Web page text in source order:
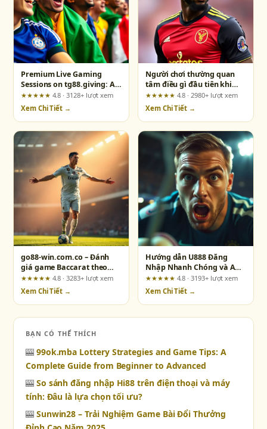
Premium Live Gaming
Sessions on tg88.giving: A
Long-Term User’s Honest
Take on Who Should Join
★★★★★ 4.8 · 3128+ lượt xem
Xem Chi Tiết →
Người chơi thường quan
tâm điều gì đầu tiên khi
tham gia RikVip?
★★★★★ 4.8 · 2980+ lượt xem
Xem Chi Tiết →
go88-win.com.co – Đánh
giá game Baccarat theo
tiêu chí người chơi thực tế
★★★★★ 4.8 · 3283+ lượt xem
Xem Chi Tiết →
Hướng dẫn U888 Đăng
Nhập Nhanh Chóng và An
Toàn
★★★★★ 4.8 · 3193+ lượt xem
Xem Chi Tiết →
BẠN CÓ THỂ THÍCH
🎰 99ok.mba Lottery Strategies and Game Tips: A
Complete Guide from Beginner to Advanced
🎰 So sánh đăng nhập Hi88 trên điện thoại và máy
tính: Đâu là lựa chọn tối ưu?
🎰 Sunwin28 – Trải Nghiệm Game Bài Đổi Thưởng